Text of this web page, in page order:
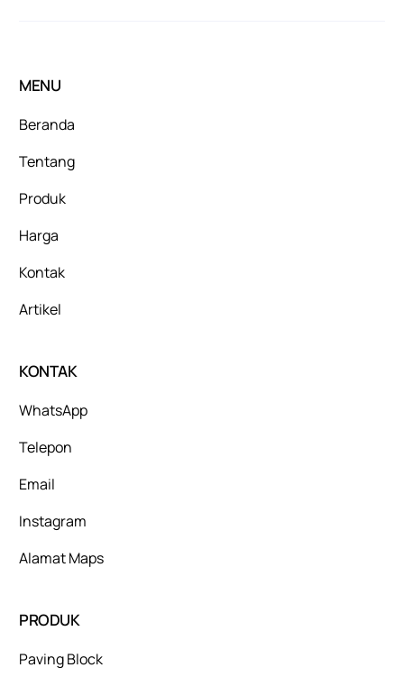
MENU
Beranda
Tentang
Produk
Harga
Kontak
Artikel
KONTAK
WhatsApp
Telepon
Email
Instagram
Alamat Maps
PRODUK
Paving Block